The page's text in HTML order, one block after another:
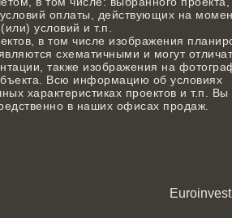
оплаты, действующих на
условий и т.п.
в том числе изображения
схематичными и могут
также изображения на
Всю информацию об условиях
характеристиках проектов и т.п. Вы
в наших офисах продаж.